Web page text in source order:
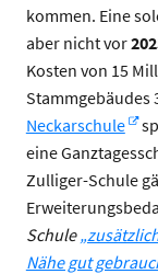
kommen. Eine
aber nicht vor
Kosten von 15
Stammgebäudes
Neckarschule
eine
Zulliger-Schule
Schule
Nähe gut